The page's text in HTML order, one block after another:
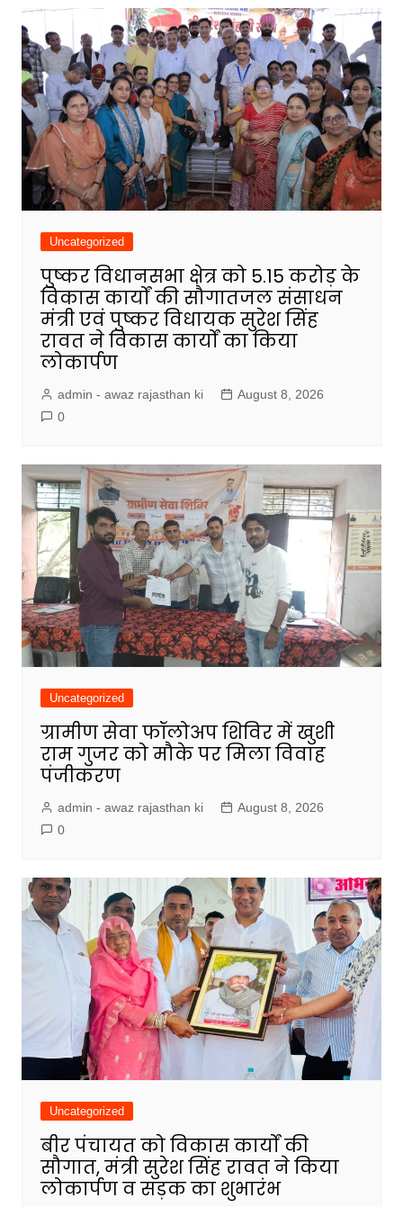
Uncategorized
पुष्कर विधानसभा क्षेत्र को ₹5.15 करोड़ के
विकास कार्यों की सौगातजल संसाधन
मंत्री एवं पुष्कर विधायक सुरेश सिंह
रावत ने विकास कार्यों का किया
लोकार्पण
admin - awaz rajasthan ki
August 8, 2026
0
Uncategorized
ग्रामीण सेवा फॉलोअप शिविर में खुशी
राम गुजर को मौके पर मिला विवाह
पंजीकरण
admin - awaz rajasthan ki
August 8, 2026
0
Uncategorized
बीर पंचायत को विकास कार्यों की
सौगात, मंत्री सुरेश सिंह रावत ने किया
लोकार्पण व सड़क का शुभारंभ